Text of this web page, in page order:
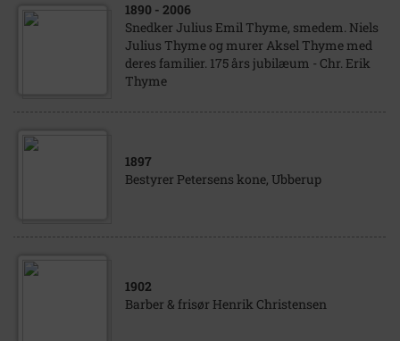
1890 - 2006
Snedker Julius Emil Thyme, smedem. Niels
Julius Thyme og murer Aksel Thyme med
deres familier. 175 års jubilæum - Chr. Erik
Thyme
1897
Bestyrer Petersens kone, Ubberup
1902
Barber & frisør Henrik Christensen